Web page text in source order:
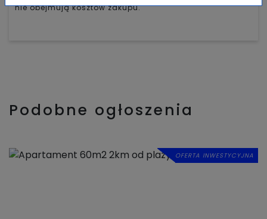
nie obejmują kosztów zakupu.
Podobne ogłoszenia
OFERTA INWESTYCYJNA